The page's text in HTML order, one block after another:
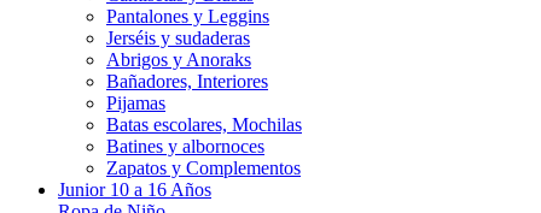
Pantalones y Leggins
Jerséis y sudaderas
Abrigos y Anoraks
Bañadores, Interiores
Pijamas
Batas escolares, Mochilas
Batines y albornoces
Zapatos y Complementos
Junior 10 a 16 Años